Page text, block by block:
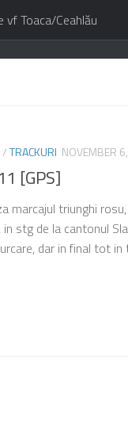
vf Toaca/Ceahlău
/TRACKURI NOVEMBER
[GPS]
marcajul triunghi
stg de la cantonul
dar in final tot in